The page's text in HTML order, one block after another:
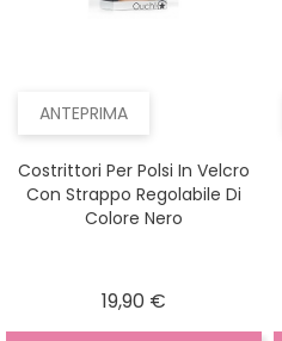
ANTEPRIMA
Costrittori Per Polsi In Velcro
Con Strappo Regolabile Di
Colore Nero
19,90 €